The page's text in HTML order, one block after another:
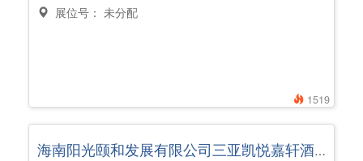
1519
展位号： 未分配
海南阳光颐和发展有限公司三亚凯悦嘉轩酒店